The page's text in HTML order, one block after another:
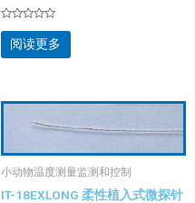
评
分
&sol;
阅读更多
小动物温度测量监测和控制
IT-18EXLONG 柔性植入式微探针